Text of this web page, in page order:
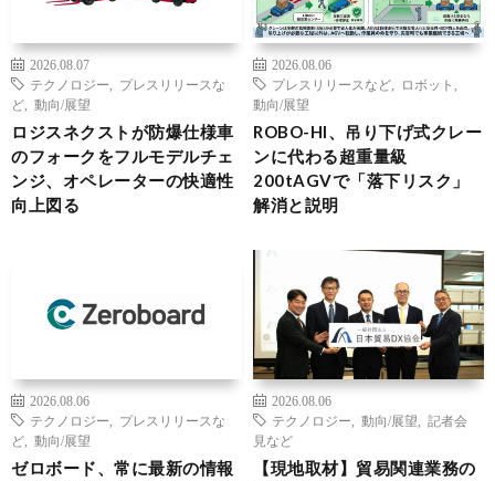
2026.08.07
テクノロジー
プレスリリースな
ど
動向/展望
ロジスネクストが防爆仕様車
のフォークをフルモデルチェ
ンジ、オペレーターの快適性
向上図る
2026.08.06
プレスリリースなど
ロボット
動向/展望
ROBO-HI、吊り下げ式クレー
ンに代わる超重量級
200tAGVで「落下リスク」
解消と説明
2026.08.06
テクノロジー
プレスリリースな
ど
動向/展望
ゼロボード、常に最新の情報
2026.08.06
テクノロジー
動向/展望
記者会
見など
【現地取材】貿易関連業務の